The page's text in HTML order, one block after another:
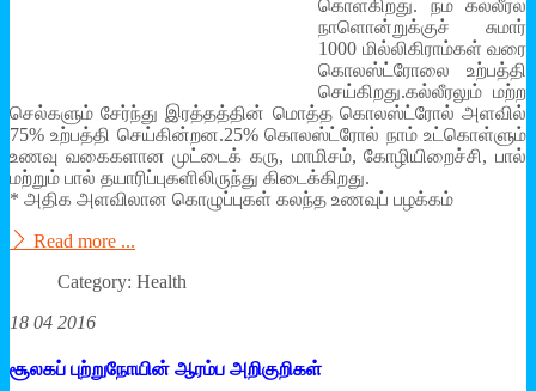
கொள்­கி­றது. நம் கல்­லீரல்
நாளொன்­றுக்குச் சுமார்
1000 மில்­லி­கி­ராம்கள் வரை
கொலஸ்ட்ரோலை உற்­பத்தி
செய்­கி­றது.கல்­லீ­ரலும் மற்ற
செல்­களும் சேர்ந்து இரத்­தத்தின் மொத்த கொலஸ்ட்ரோல் அளவில்
75% உற்­பத்தி செய்­கின்­றன.25% கொலஸ்ட்ரோல் நாம் உட்­கொள்ளும்
உணவு வகை­க­ளான முட்டைக் கரு, மாமிசம், கோழி­யி­றைச்சி, பால்
மற்றும் பால் தயா­ரிப்­பு­க­ளி­லிருந்து கிடைக்­கி­றது.
* அதிக அள­வி­லான கொழுப்­புகள் கலந்த உணவுப் பழக்கம்
Read more ...
Category: Health
18 04 2016
சூலகப் புற்றுநோயின் ஆரம்ப அறிகுறிகள்